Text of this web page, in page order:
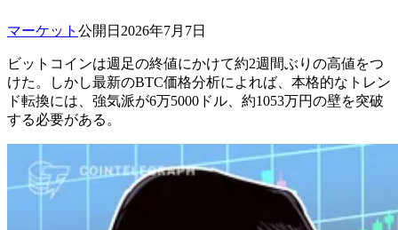
マーケット 公開日 2026年7月7日
ビットコインは週足の終値にかけて約2週間ぶりの高値をつ
けた。しかし最新のBTC価格分析によれば、本格的なトレン
ド転換には、強気派が6万5000ドル、約1053万円の壁を突破
する必要がある。